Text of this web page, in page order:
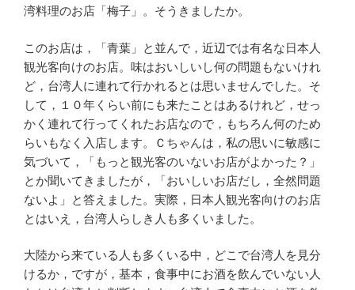
湾料理のお店「梅子」。そうきましたか。
このお店は，「青葉」と並んで，近辺では有名な日本人
観光客向けのお店。味はおいしいし何の問題もないけれ
ど，台湾人に連れて行かれるとは思いませんでした。そ
して，１０年くらい前にも来たことはあるけれど，せっ
かく連れて行ってくれたお店なので，もちろん何のため
らいもなく入店します。Ｃちゃんは，私の思いに敏感に
気づいて，「もっと観光客のいないお店がよかった？」
とか聞いてきましたが，「おいしいお店だし，全然問題
ないよ」と答えました。実際，日本人観光客向けのお店
とはいえ，台湾人らしき人も多くいました。
大陸から来ている人も多くいる中，どこで台湾人を見分
けるか，ですが，基本，食事中にお酒を飲んでいない人